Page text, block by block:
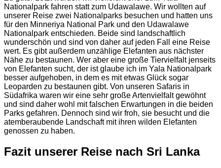
Nationalpark fahren statt zum Udawalawe. Wir wollten auf
unserer Reise zwei Nationalparks besuchen und hatten uns
für den Minneriya National Park und den Udawalawe
Nationalpark entschieden. Beide sind landschaftlich
wunderschön und sind von daher auf jeden Fall eine Reise
wert. Es gibt außerdem unzählige Elefanten aus nächster
Nähe zu bestaunen. Wer aber eine große Tiervielfalt jenseits
von Elefanten sucht, der ist glaube ich im Yala Nationalpark
besser aufgehoben, in dem es mit etwas Glück sogar
Leoparden zu bestaunen gibt. Von unseren Safaris in
Südafrika waren wir eine sehr große Artenvielfalt gewöhnt
und sind daher wohl mit falschen Erwartungen in die beiden
Parks gefahren. Dennoch sind wir froh, sie besucht und die
atemberaubende Landschaft mit ihren wilden Elefanten
genossen zu haben.
Fazit unserer Reise nach Sri Lanka